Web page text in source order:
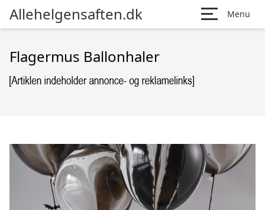
Allehelgensaften.dk Menu
Flagermus Ballonhaler